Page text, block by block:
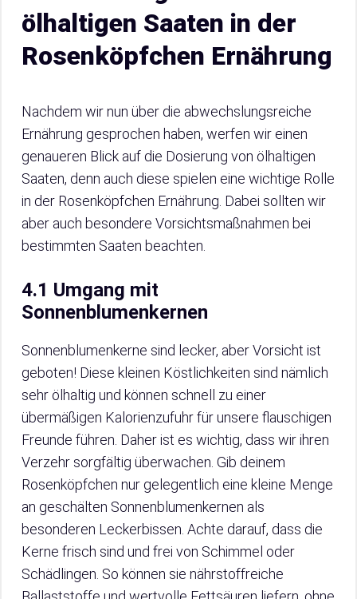
ölhaltigen Saaten in der
Rosenköpfchen Ernährung
Nachdem wir nun über die abwechslungsreiche
Ernährung gesprochen haben, werfen wir einen
genaueren Blick auf die Dosierung von ölhaltigen
Saaten, denn auch diese spielen eine wichtige Rolle
in der Rosenköpfchen Ernährung. Dabei sollten wir
aber auch besondere Vorsichtsmaßnahmen bei
bestimmten Saaten beachten.
4.1 Umgang mit
Sonnenblumenkernen
Sonnenblumenkerne sind lecker, aber Vorsicht ist
geboten! Diese kleinen Köstlichkeiten sind nämlich
sehr ölhaltig und können schnell zu einer
übermäßigen Kalorienzufuhr für unsere flauschigen
Freunde führen. Daher ist es wichtig, dass wir ihren
Verzehr sorgfältig überwachen. Gib deinem
Rosenköpfchen nur gelegentlich eine kleine Menge
an geschälten Sonnenblumenkernen als
besonderen Leckerbissen. Achte darauf, dass die
Kerne frisch sind und frei von Schimmel oder
Schädlingen. So können sie nährstoffreiche